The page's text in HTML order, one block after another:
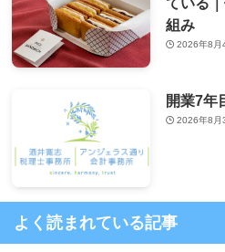
組み
2026年8月
開業7年
2026年8月
よく読まれている記事